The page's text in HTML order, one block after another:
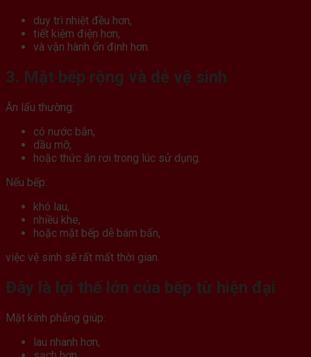
duy trì nhiệt đều hơn,
tiết kiệm điện hơn,
và vận hành ổn định hơn.
3. Mặt bếp rộng và dễ vệ sinh
Ăn lẩu thường:
có nước bắn,
dầu mỡ,
hoặc thức ăn rơi trong lúc sử dụng.
Nếu bếp:
khó lau,
nhiều khe,
hoặc mặt bếp dễ bám bẩn,
việc vệ sinh sẽ rất mất thời gian.
Đây là lợi thế lớn của bếp từ hiện đại
Mặt kính phẳng giúp:
lau nhanh hơn,